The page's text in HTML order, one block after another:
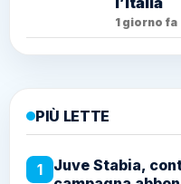
1 giorno fa
PIÙ LETTE
1
Juve Stabia,